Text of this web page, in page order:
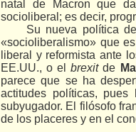
natal de Macron que
socioliberal; es decir,
Su nueva política
«socioliberalismo» que
liberal y reformista ante
EE.UU., o elbrexitde
parece que se ha
actitudes políticas,
subyugador. El filósofo
de los placeres y en el